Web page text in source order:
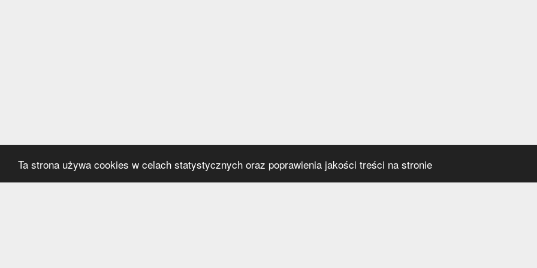
Ta strona używa cookies w celach statystycznych oraz poprawienia jakości treści na stronie